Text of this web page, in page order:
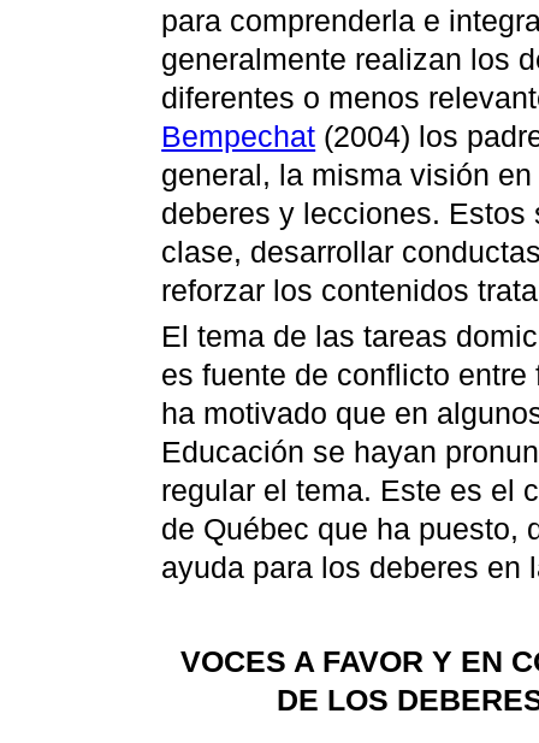
para comprenderla e
generalmente realizan los
diferentes o menos
Bempechat (2004) los
general, la misma visión
deberes y lecciones.
clase, desarrollar
reforzar los contenidos
El tema de las tareas
es fuente de conflicto
ha motivado que en
Educación se hayan
regular el tema. Este es el
de Québec que ha puesto,
ayuda para los deberes en
VOCES A FAVOR Y EN
DE LOS